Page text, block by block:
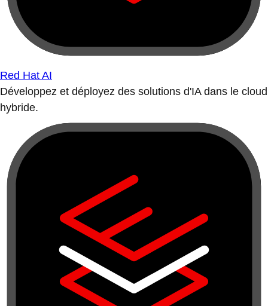
Red Hat AI
Développez et déployez des solutions d'IA dans le cloud
hybride.